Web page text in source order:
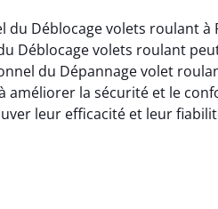
du Déblocage volets roulant
Déblocage volets roulant
du Dépannage volet
la sécurité et le
leur efficacité et leur